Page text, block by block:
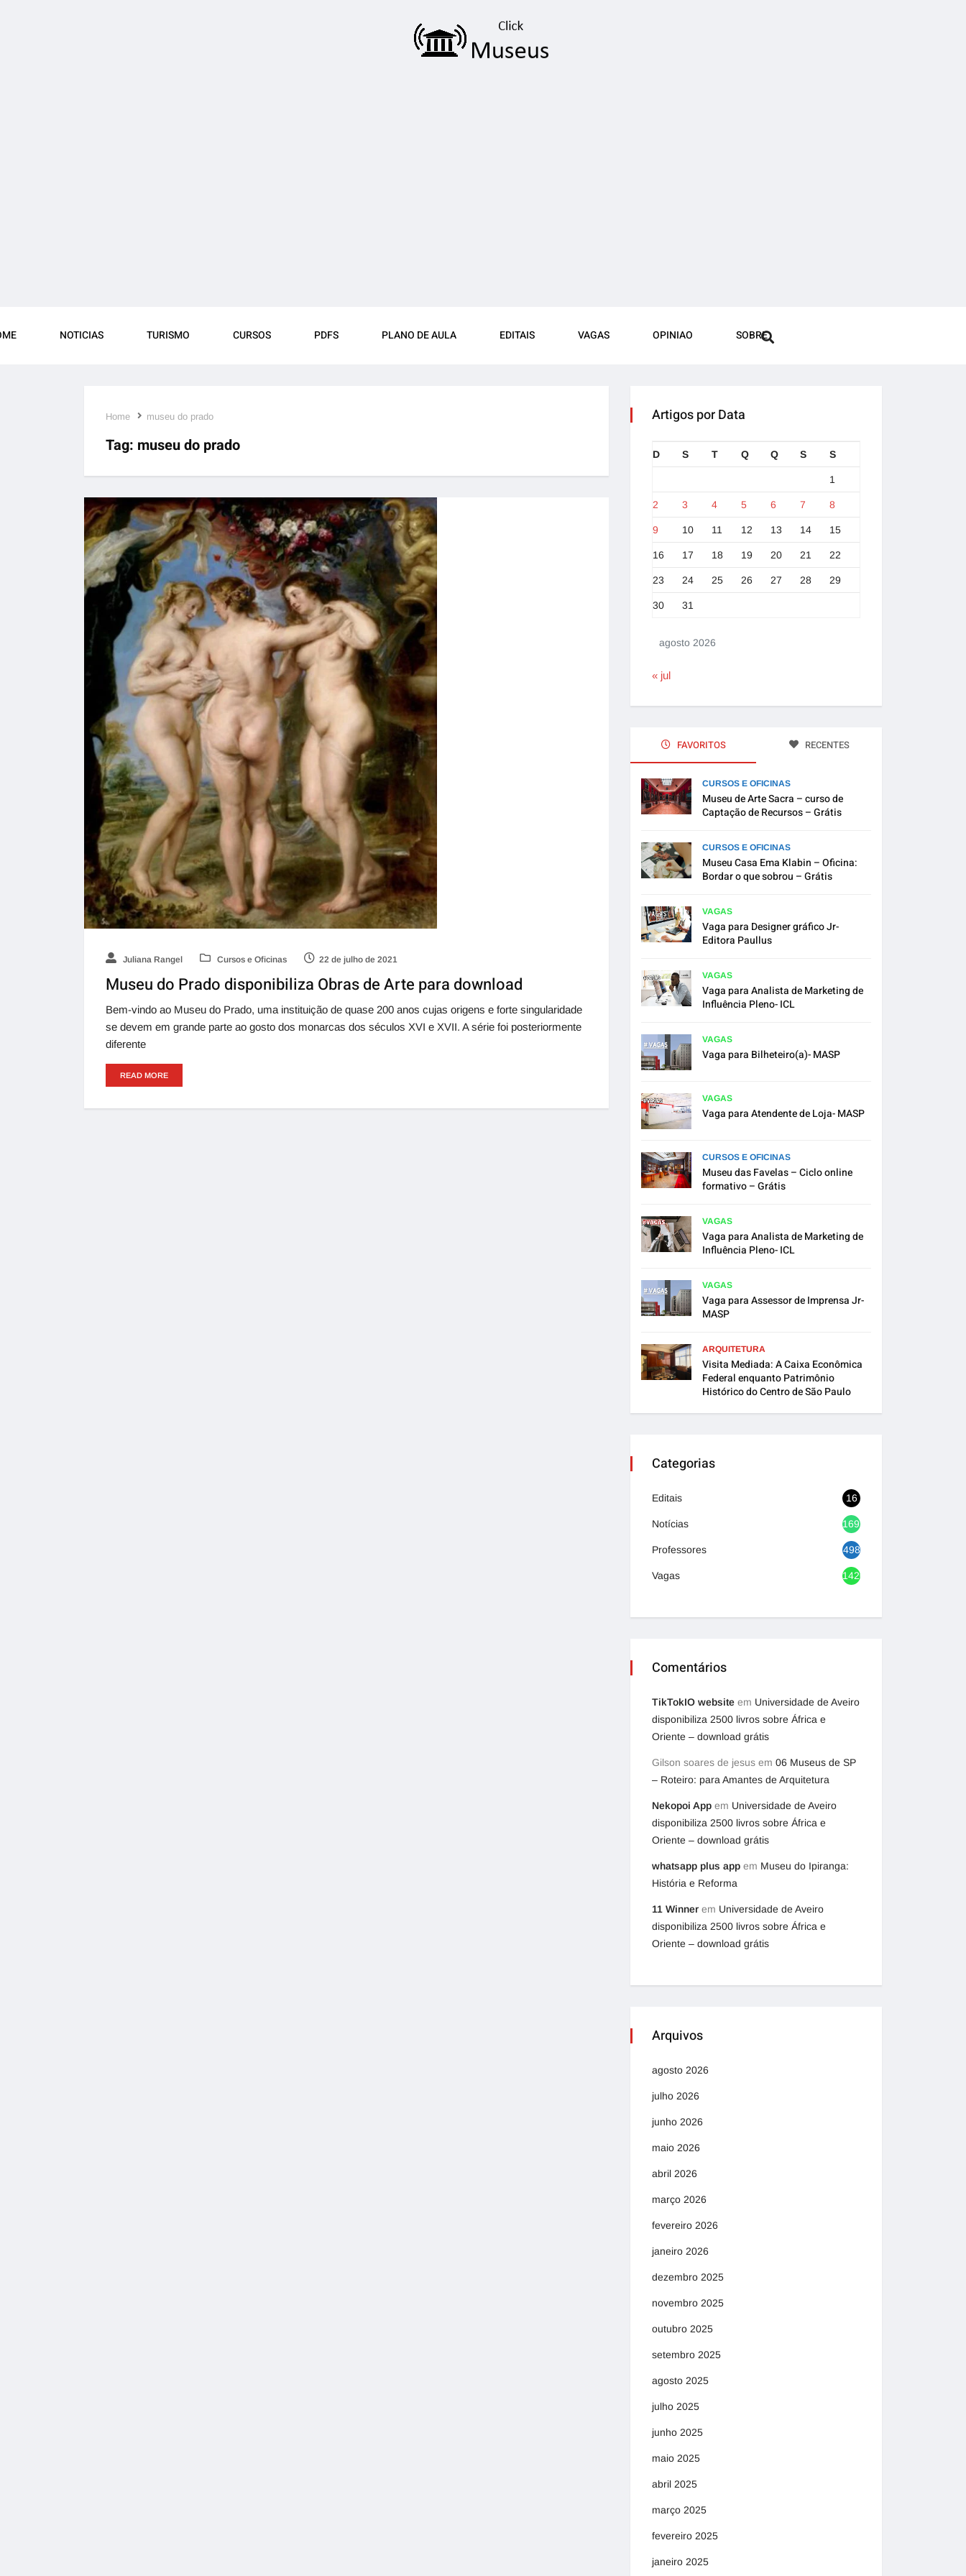
NOTICIAS TURISMO CURSOS PDFS PLANO DE AULA EDITAIS VAGAS OPINIAO SOBRE
Home museu do prado
Tag: museu do prado
Juliana Rangel Cursos e Oficinas 22 de julho de 2021
Museu do Prado disponibiliza Obras de Arte para download
Bem-vindo ao Museu do Prado, uma instituição de quase 200 anos cujas origens e forte singularidade
se devem em grande parte ao gosto dos monarcas dos séculos XVI e XVII. A série foi posteriormente
diferente
READ MORE
Artigos por Data
agosto 2026
D S T Q Q S S
1
2 3 4 5 6 7 8
9 10 11 12 13 14 15
16 17 18 19 20 21 22
23 24 25 26 27 28 29
30 31
« jul
FAVORITOS RECENTES
CURSOS E OFICINAS
Museu de Arte Sacra – curso de
Captação de Recursos – Grátis
CURSOS E OFICINAS
Museu Casa Ema Klabin – Oficina:
Bordar o que sobrou – Grátis
VAGAS
Vaga para Designer gráfico Jr-
Editora Paullus
VAGAS
Vaga para Analista de Marketing de
Influência Pleno- ICL
VAGAS
Vaga para Bilheteiro(a)- MASP
VAGAS
Vaga para Atendente de Loja- MASP
CURSOS E OFICINAS
Museu das Favelas – Ciclo online
formativo – Grátis
VAGAS
Vaga para Analista de Marketing de
Influência Pleno- ICL
VAGAS
Vaga para Assessor de Imprensa Jr-
MASP
ARQUITETURA
Visita Mediada: A Caixa Econômica
Federal enquanto Patrimônio
Histórico do Centro de São Paulo
Categorias
Editais 16
Notícias 1692
Professores 498
Vagas 1420
Comentários
TikTokIO website em Universidade de Aveiro
disponibiliza 2500 livros sobre África e
Oriente – download grátis
Gilson soares de jesus em 06 Museus de SP
– Roteiro: para Amantes de Arquitetura
Nekopoi App em Universidade de Aveiro
disponibiliza 2500 livros sobre África e
Oriente – download grátis
whatsapp plus app em Museu do Ipiranga:
História e Reforma
11 Winner em Universidade de Aveiro
disponibiliza 2500 livros sobre África e
Oriente – download grátis
Arquivos
agosto 2026
julho 2026
junho 2026
maio 2026
abril 2026
março 2026
fevereiro 2026
janeiro 2026
dezembro 2025
novembro 2025
outubro 2025
setembro 2025
agosto 2025
julho 2025
junho 2025
maio 2025
abril 2025
março 2025
fevereiro 2025
janeiro 2025